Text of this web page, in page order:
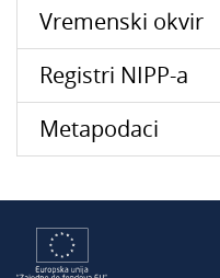
Vremenski okvir
Registri NIPP-a
Metapodaci